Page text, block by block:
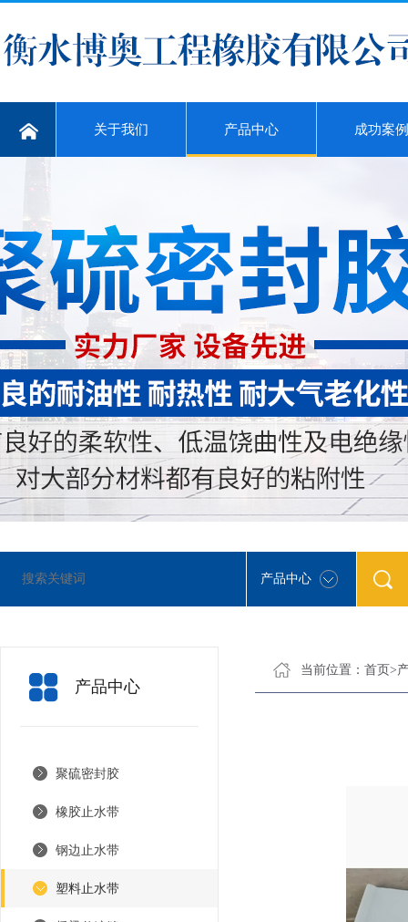
关于我们 产品中心 成功案例
产品中心
产品中心
聚硫密封胶
橡胶止水带
钢边止水带
塑料止水带
当前位置： 首页>